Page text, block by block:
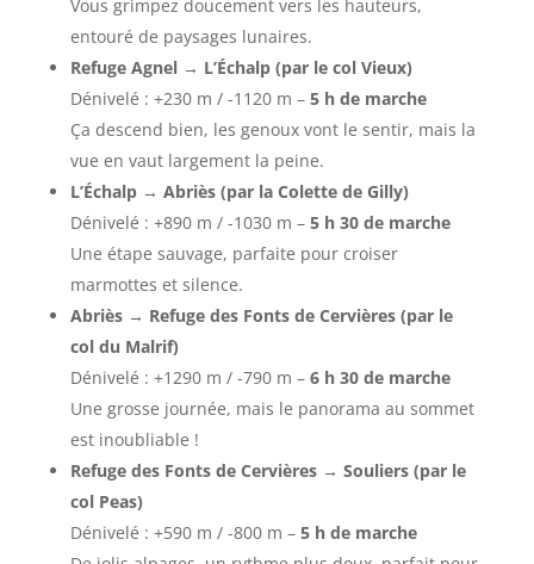
Vous grimpez doucement vers les hauteurs,
entouré de paysages lunaires.
Refuge Agnel → L’Échalp (par le col Vieux)
Dénivelé : +230 m / -1120 m – 5 h de marche
Ça descend bien, les genoux vont le sentir, mais la
vue en vaut largement la peine.
L’Échalp → Abriès (par la Colette de Gilly)
Dénivelé : +890 m / -1030 m – 5 h 30 de marche
Une étape sauvage, parfaite pour croiser
marmottes et silence.
Abriès → Refuge des Fonts de Cervières (par le
col du Malrif)
Dénivelé : +1290 m / -790 m – 6 h 30 de marche
Une grosse journée, mais le panorama au sommet
est inoubliable !
Refuge des Fonts de Cervières → Souliers (par le
col Peas)
Dénivelé : +590 m / -800 m – 5 h de marche